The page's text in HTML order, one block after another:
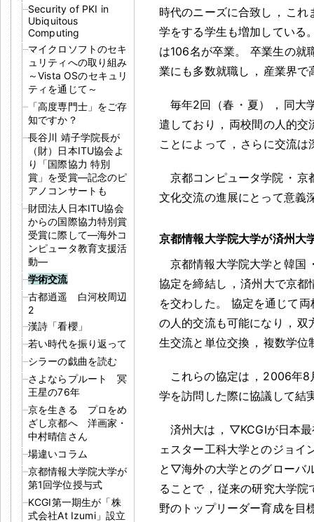
Security of PKI in
Ubiquitous
Computing
マイクロソフトのセキ
ュリティへの取り組み
～Vista OSのセキュリ
ティを通じて～
「高度専門士」をご存
知ですか？
長谷川 靖子学院長が
（財）日本ITU協会よ
り「国際協力 特別
賞」を受賞―記念のピ
アノコンサートも
財団法人日本ITU協会
からの国際協力特別賞
受賞に際して―海外コ
ンピュータ教育支援活
動―
学術交流
古都逍遥 白河校周辺
2
漢詩「看櫻」
若い時代を振り返って
シラーの戯曲を読む
さよならプルート 冥
王星の76年
京を生きる プロをめ
ざし京都へ 洋画家・
中村晴信さん
場違いコラム
京都情報大学院大学が
第1回学位授与式
KCGI第一期生が「株
式会社At Izumi」設立
時代のニーズに合致し ， これ
学をする学生も増加している
は106名が卒業。
卒業生の就
業にも多数就職し ， 産業界で
毎年2回（春 ・ 夏） ， 同大
遣しており ， 両校間の人的交
ことによって ， さらに交流は
京都コンピュータ学院 ・ 京
文化交流の進展にとって意義
京都情報大学院大学が済州大
京都情報大学院大学と韓国
協定を締結し ， 済州大で京都
を交わした 。
協定を通じて両
の人的交流も可能になり ， 双
生交流と単位交換 ， 複数学位
これらの協定は ， 2006年8
学を訪問した際に協議して結
済州大は ， ▽KCGIが日本
ェスター工科大学とのジョイ
と▽海外の大学とのグローバ
ることで ， 従来の研究大学院
野のトップリーダー育成を